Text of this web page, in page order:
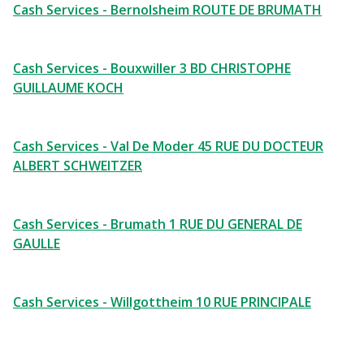
Cash Services - Bernolsheim ROUTE DE BRUMATH
Cash Services - Bouxwiller 3 BD CHRISTOPHE
GUILLAUME KOCH
Cash Services - Val De Moder 45 RUE DU DOCTEUR
ALBERT SCHWEITZER
Cash Services - Brumath 1 RUE DU GENERAL DE
GAULLE
Cash Services - Willgottheim 10 RUE PRINCIPALE